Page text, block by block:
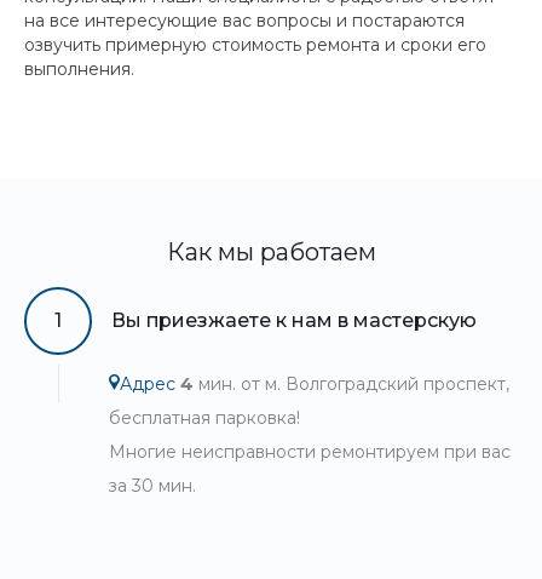
на все интересующие вас вопросы и постараются
озвучить примерную стоимость ремонта и сроки его
выполнения.
Как мы работаем
1 Вы приезжаете к нам в мастерскую
Адрес 4 мин. от м. Волгоградский проспект,
бесплатная парковка!
Многие неисправности ремонтируем при вас
за 30 мин.